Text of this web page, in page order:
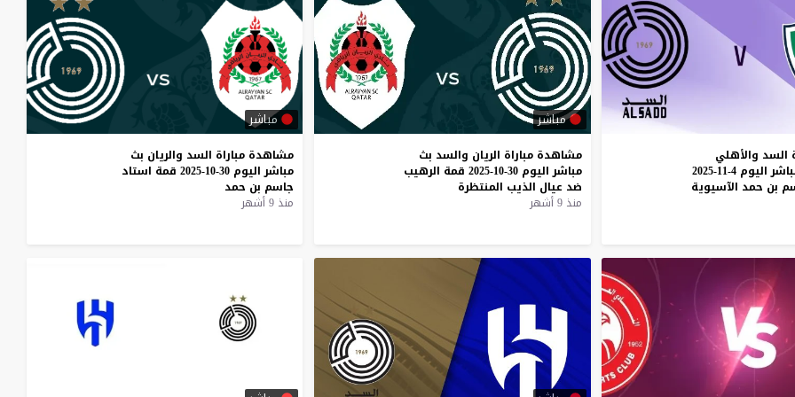
السد والأهلي
اليوم 4-11-2025
بن حمد الآسيوية
مباشر
مشاهدة مباراة الريان والسد بث
مباشر اليوم 30-10-2025 قمة الرهيب
ضد عيال الذيب المنتظرة
منذ 9 أشهر
مباشر
مشاهدة مباراة السد والريان بث
مباشر اليوم 30-10-2025 قمة استاد
جاسم بن حمد
منذ 9 أشهر